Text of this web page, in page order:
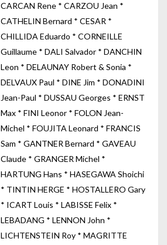
CARCAN Rene * CARZOU Jean *
CATHELIN Bernard * CESAR *
CHILLIDA Eduardo * CORNEILLE
Guillaume * DALI Salvador * DANCHIN
Leon * DELAUNAY Robert & Sonia *
DELVAUX Paul * DINE Jim * DONADINI
Jean-Paul * DUSSAU Georges * ERNST
Max * FINI Leonor * FOLON Jean-
Michel * FOUJITA Leonard * FRANCIS
Sam * GANTNER Bernard * GAVEAU
Claude * GRANGER Michel *
HARTUNG Hans * HASEGAWA Shoichi
* TINTIN HERGE * HOSTALLERO Gary
* ICART Louis * LABISSE Felix *
LEBADANG * LENNON John *
LICHTENSTEIN Roy * MAGRITTE